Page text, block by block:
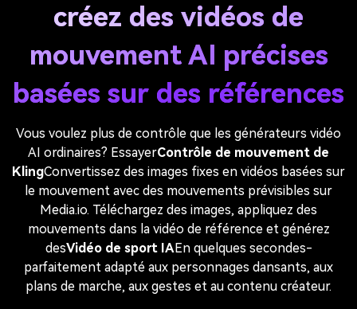
créez des vidéos de
mouvement AI précises
basées sur des références
Vous voulez plus de contrôle que les générateurs vidéo
AI ordinaires? EssayerContrôle de mouvement de
KlingConvertissez des images fixes en vidéos basées sur
le mouvement avec des mouvements prévisibles sur
Media.io. Téléchargez des images, appliquez des
mouvements dans la vidéo de référence et générez
desVidéo de sport IAEn quelques secondes-
parfaitement adapté aux personnages dansants, aux
plans de marche, aux gestes et au contenu créateur.